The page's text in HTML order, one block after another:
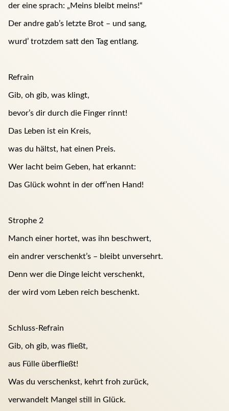
der eine sprach: „Meins bleibt meins!“
Der andre gab’s letzte Brot – und sang,
wurd’ trotzdem satt den Tag entlang.
Refrain
Gib, oh gib, was klingt,
bevor’s dir durch die Finger rinnt!
Das Leben ist ein Kreis,
was du hältst, hat einen Preis.
Wer lacht beim Geben, hat erkannt:
Das Glück wohnt in der off’nen Hand!
Strophe 2
Manch einer hortet, was ihn beschwert,
ein andrer verschenkt’s – bleibt unversehrt.
Denn wer die Dinge leicht verschenkt,
der wird vom Leben reich beschenkt.
Schluss-Refrain
Gib, oh gib, was fließt,
aus Fülle überfließt!
Was du verschenkst, kehrt froh zurück,
verwandelt Mangel still in Glück.